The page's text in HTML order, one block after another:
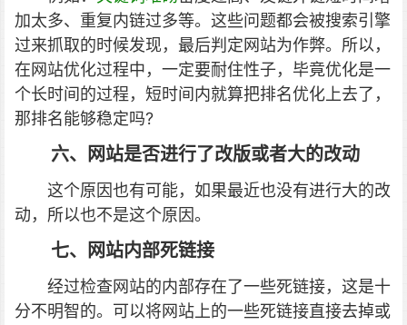
加太多、重复内链过多等。这些问题都会被搜索引擎
过来抓取的时候发现，最后判定网站为作弊。所以，
在网站优化过程中，一定要耐住性子，毕竟优化是一
个长时间的过程，短时间内就算把排名优化上去了，
那排名能够稳定吗?
六、网站是否进行了改版或者大的改动
这个原因也有可能，如果最近也没有进行大的改
动，所以也不是这个原因。
七、网站内部死链接
经过检查网站的内部存在了一些死链接，这是十
分不明智的。可以将网站上的一些死链接直接去掉或